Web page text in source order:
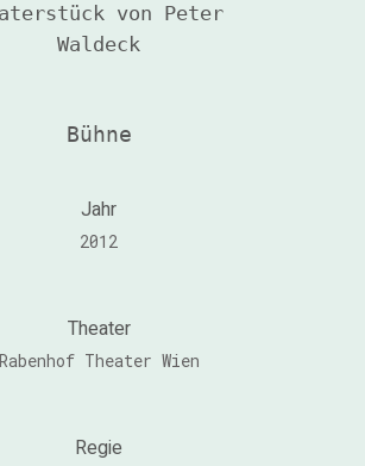
von Peter
Waldeck
Bühne
Jahr
2012
Theater
Rabenhof Theater Wien
Regie